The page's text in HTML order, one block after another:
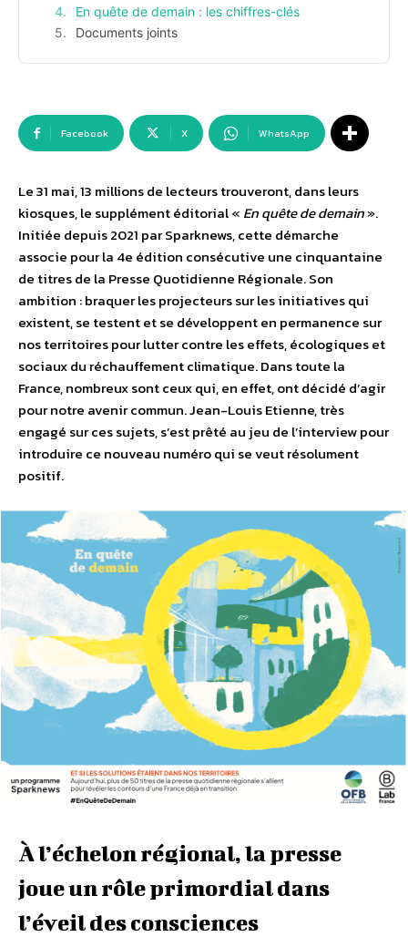
En quête de demain : les chiffres-clés
Documents joints
Facebook X WhatsApp
Le 31 mai, 13 millions de lecteurs trouveront, dans leurs
kiosques, le supplément éditorial « En quête de demain».
Initiée depuis 2021 par Sparknews, cette démarche
associe pour la 4e édition consécutive une cinquantaine
de titres de la Presse Quotidienne Régionale. Son
ambition : braquer les projecteurs sur les initiatives qui
existent, se testent et se développent en permanence sur
nos territoires pour lutter contre les effets, écologiques et
sociaux du réchauffement climatique. Dans toute la
France, nombreux sont ceux qui, en effet, ont décidé d’agir
pour notre avenir commun. Jean-Louis Etienne, très
engagé sur ces sujets, s’est prêté au jeu de l’interview pour
introduire ce nouveau numéro qui se veut résolument
positif.
À l’échelon régional, la presse
joue un rôle primordial dans
l’éveil des consciences